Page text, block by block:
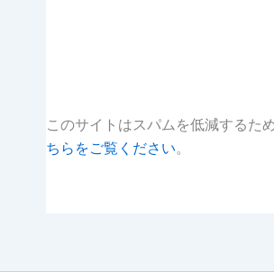
このサイトはスパムを低減するた
ちらをご覧ください。